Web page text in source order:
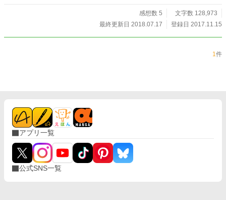
感想数 5
文字数 128,973
最終更新日 2018.07.17
登録日 2017.11.15
1件
アプリ一覧
公式SNS一覧